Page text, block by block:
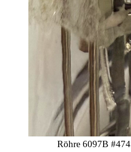
Röhre 6097B